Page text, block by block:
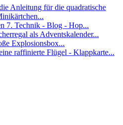
Anleitung für die quadratische
7. Technik - Blog - Hop...
als Adventskalender...
Explosionsbox...
raffinierte Flügel - Klappkarte...